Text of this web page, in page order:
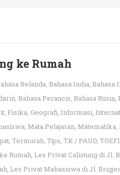
ke Rumah
Belanda, Bahasa India, Bahasa
, Bahasa Perancis, Bahasa Rusia,
, Fisika, Geografi, Informasi,
, Mata Pelajaran, Matematika,
, Termurah, Tips, TK / PAUD,
Rumah, Les Privat Calistung di Jl.
, Les Privat Mahasiswa di Jl.